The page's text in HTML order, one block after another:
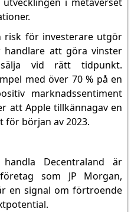
i metaverset
risk för investerare utgör
att göra vinster
vid rätt tidpunkt.
med över 70 % på en
marknadssentiment
att Apple tillkännagav en
början av 2023.
Decentraland är
som JP Morgan,
en signal om förtroende